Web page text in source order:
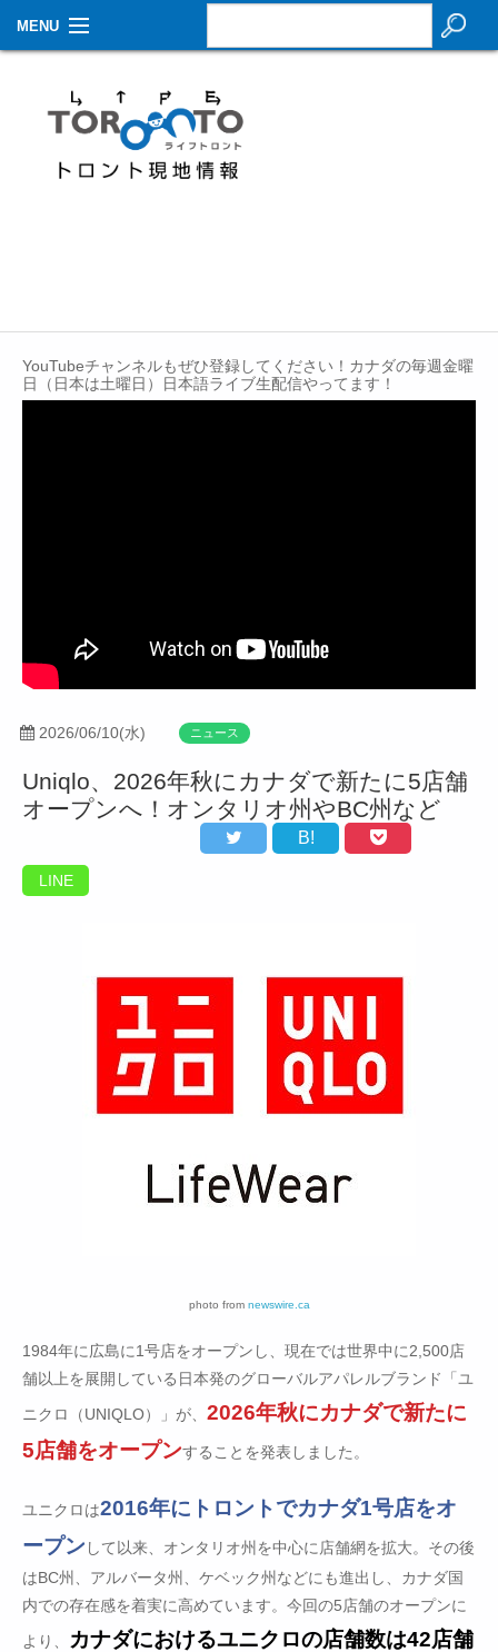
MENU
生活情報
その他
Contact
YouTubeチャンネルもぜひ登録してください！カナダの毎週金曜
日（日本は土曜日）日本語ライブ生配信やってます！
2026/06/10(水) ニュース
Uniqlo、2026年秋にカナダで新たに5店舗
オープンへ！オンタリオ州やBC州など
B!
LINE
photo from newswire.ca
1984年に広島に1号店をオープンし、現在では世界中に2,500店
舗以上を展開している日本発のグローバルアパレルブランド「ユ
ニクロ（UNIQLO）」が、 2026年秋にカナダで新たに
5店舗をオープンすることを発表しました。
ユニクロは2016年にトロントでカナダ1号店をオ
ープン して以来、オンタリオ州を中心に店舗網を拡大。その後
はBC州、アルバータ州、ケベック州などにも進出し、カナダ国
内での存在感を着実に高めています。今回の5店舗のオープンに
より、
カナダにおけるユニクロの店舗数は42店舗